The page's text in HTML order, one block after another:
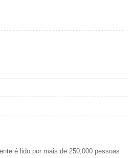
é lido por mais de 250,000 pessoas